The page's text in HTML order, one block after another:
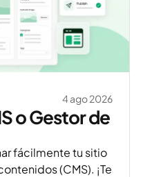
4 ago 2026
o Gestor de
fácilmente tu sitio
(CMS). ¡Te